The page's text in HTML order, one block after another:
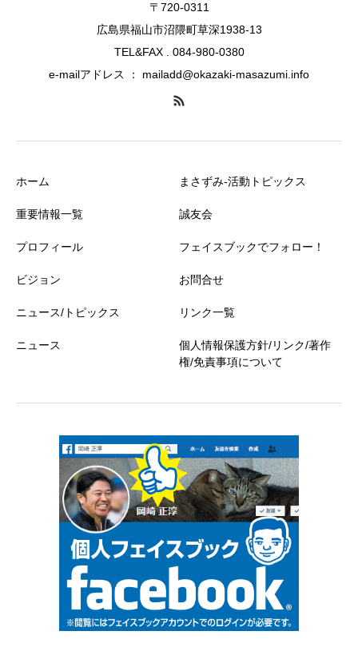
〒720-0311
広島県福山市沼隈町草深1938-13
TEL&FAX . 084-980-0380
e-mailアドレス ： mailadd@okazaki-masazumi.info
ホーム
重要情報一覧
プロフィール
ビジョン
ニュース/トピックス
ニュース
まさずみ-活動トピックス
誠友会
フェイスブックでフォロー！
お問合せ
リンク一覧
個人情報保護方針/リンク/著作
権/免責事項について